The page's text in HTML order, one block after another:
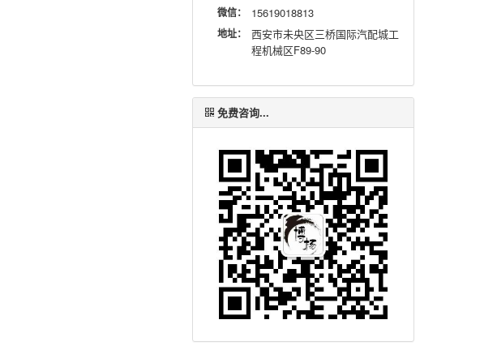
微信： 15619018813
地址：
西安市未央区三桥国际汽配城工
程机械区F89-90
免费咨询...